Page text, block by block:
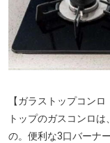
【ガラストップコン
トップのガスコンロ
の。便利な3口バーナ